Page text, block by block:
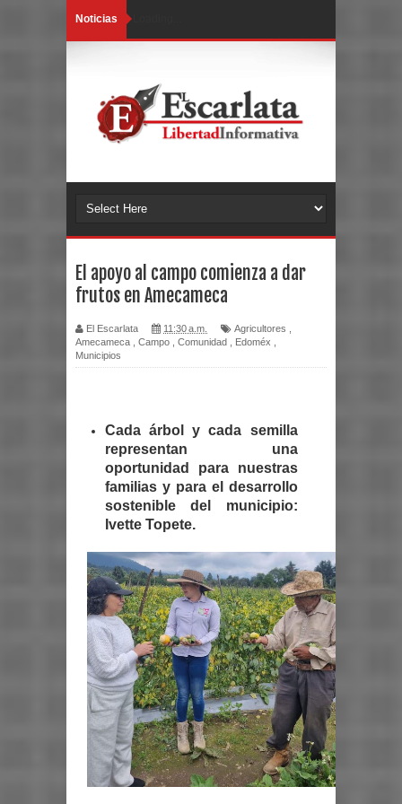
Noticias
El apoyo al campo comienza a dar
frutos en Amecameca
El Escarlata 11:30 a.m. Agricultores
Amecameca
Campo Comunidad Edoméx
Municipios
Cada árbol y cada semilla
representan una
oportunidad para nuestras
familias y para el desarrollo
sostenible del municipio:
Ivette Topete.